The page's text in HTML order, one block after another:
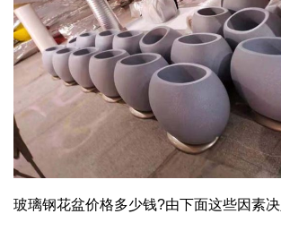
玻璃钢花盆价格多少钱?由下面这些因素